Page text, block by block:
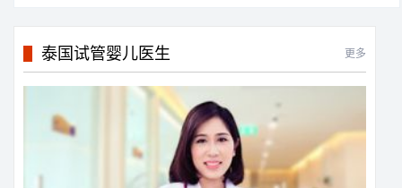
泰国试管婴儿医生 更多